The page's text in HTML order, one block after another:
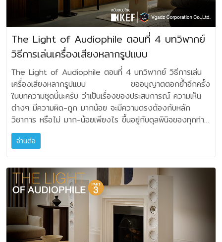
SUMMIT PUMORI ติดตั้งด้วยไดรเวอร์แบบ dual-
diaphragm และ dual-motor compression รุ่น D2815K
ขนาด 1.5 นิ้ว อันเป็นสิทธิบัตรเฉพาะของ JBL โดยทำงานร่วม
กับ Horn ขนาดใหญ่ Sonoglass® High-Definition
Imaging (HDI™) เพื่อถ่ายทอดเสียงความถี่สูง ส่วนไดรเวอร์
หลักของ SUMMIT PUMORI คือ มิดเบสโครงโลหะหล่อขนาด 8
นิ้ว และ วูฟเฟอร์โครงโลหะหล่อขนาด 10 นิ้ว ไดรเวอร์ทั้งสอง
ตัวนี้เลือกใช้กรวยไดอะแฟรมแบบ triple-layer ซึ่งเป็น Hybrid
Carbon Cellulose Composite Cone (HC4) เป็นงาน
ออกแบบล้ำยุค ใช้แผ่นคาร์บอนไฟเบอร์ และเยื่อกระดาษพิเศษ
ประกบกัน โดยมีแกนกลางเป็น closed-cell foam กรวยแบบ
ไฮบริดนี้ ถูกออกแบบคิดค้นเพื่อให้ได้กรวยไดรเวอร์ที่มีความ
แข็งแกร่ง แต่น้ำหนักเบา และเป็นเหตุผลสำคัญที่ทำให้ลำโพงขับ
พลังเสียงได้เต็มกำลัง โดยมีค่าความผิดเพี้ยนต่ำที่สุด
อุปกรณ์ที่มีความสำคัญยิ่ง สำหรับแบ่งแยกความถี่แต่ละช่องไป
ยังไดรเวอร์ในลำโพง SUMMIT PUMORI คือ ครอสโอเวอร์
เน็ตเวิร์ก MultiCap™ ซึ่งรองรับการใช้งานทั้งแบบ single-
wire และ bi-amp/bi-wire ในวงจรที่กล่าวมา JBL เลือกใช้คา
ปาซิเตอร์ขนาดเล็กจำนวนมาก แทนการใช้คาปาซิเตอร์ขนาดใหญ่
จำนวนน้อยแบบเดิมๆ ผลที่ได้คือ สามารถลดค่า ESR
แรกที่ Mark levinson เลือกใช้อุปกรณ์แปลงสัญญาณ D/A
Converter ตัวใหม่ คือ Precision Link III สำหรับดิจิตอล
อินพุตทุกชุด หัวใจของอุปกรณ์นี้คือ ES9039PRO ชุด DAC
แบบ 8-channel Hyperstream IV เสริมด้วยวงจรขจัด
Jitter อันเป็นสิทธิบัตรเฉพาะของ Mark levinson บวกกับ
วงจร I/V แบบแยกอิสระอันเป็นเสาหลักของภาคประมวลผล
ดิจิตอล มีดิจิตอลอินพุต 6 ชุด ประกอบด้วย AES/EBU 1 ชุด,
โคแอคเชียล 2 ชุด, ออปติคอล 2 ชุด และมีช่องเสียบแบบ USB-
C 1 ช่อง เพื่อรับสัญญาณรายละเอียดสูงจาก DSD และ PCM
ได้สูงถึงระดับ 32-bit / 384kHz ตัวเครื่องของปรี
แอมป์ No 626 ถูกออกแบบในระบบผังแบบโมดูลาร์ เพื่อแยกภา
คอนาล็อคและวงจรดิจิตอลให้เป็นอิสระจากส่วนเพาเวอร์ซัพพลาย
Mark levinson ยังออกแบบการ Damp vibration และชุด
ฐานรองใต้เครื่องให้เครื่องมั่นคง และปลอดจากการสั่นสะเทือนข
องพื่นที่วางเครื่อง ตัวเครื่องด้านนอกขึ้นรูปด้วยอลูมิเนียมอโน
ไดซ์สีดำ เรียบหรูด้วยปุ่มกลมสีเงิน จอกระจกด้านหน้าแสดงผล
ด้วยไฟเรืองแสงสีแดงเมื่อเปิดใช้งาน ทุกชิ้นส่วนของปรี
แอมป์ No 626 ถูกออกแบบและผลิตในสหรัฐอเมริกา และมี
รีโมทคอนโทรลที่สามารถสั่งงานได้ทุกฟังก์ชั่น ให้มาพร้อมตัว
เครื่อง (หมายเหตุ : Tectonic Industrial Design ที่ Mark
Fidelity ในความเป็นจริง ถ้ายึดเอามาตรฐานการแสดงสด จาก
วงออเคสตร้า ที่มีความถี่เสียง น้ำหนักเสียง ความเข้มของเสียง
ไดนามิคเร้นจ์ การตอบสนองความถี่ เวทีเสียง อิมเมจจุดตำแหน่ง
เสียงของชิ้นดนตรีเหล่านี้ จากขั้นตอน Recording ผู้
ที่มีหน้าที่รับผิดชอบส่วนแรก คือ Sound Engineer ในห้อง
บันทึกเสียงที่เขาต้องพยายามทำให้ขั้นตอนของการบันทึกเสียงนั้น
ต้องเก็บทุกรายละเอียดมาให้ได้สมบูรณ์แบบที่สุด ในขั้นตอน
Playback เมื่อเรานำเพลงที่บันทึกมาจากสตูดิโอมาฟังกับเครื่อง
เสียงภายในบ้าน จะต้องคิดคำนึงก่อนว่า Scale เสกลเสียงที่ถูก
ย่อส่วนลงมานั้น มี “อัตราสัดส่วนสมจริง” การตอบสนอง
ความถี่ แหลม กลาง ทุ้ม จะต้องย่อลงมาแบบมีอัตราส่วนที่
“สอดคล้องความเป็นจริง” เพราะไม่มีเครื่องเสียงชุดไหนที่สามารถ
ให้ย่านความถี่ รายละเอียดเสียง เวทีเสียง ความเป็นชิ้นดนตรี
ต่างๆ เหมือนการแสดงสด เหมือนดนตรีคอนเสิร์ตได้ด้วยลำโพง
เพียงคู่เดียว! คิดง่ายๆ ถ้าเวทีแสดงดนตรีกว้าง 15 เมตร ลึก 7
เมตร ถามว่า มีชุดลำโพงชุดใดในระบบโฮมยูส เสนอเวทีเสียงได้
กว้างถึง 15 เมตรลึก 7 เมตร บ้าง? ดังนั้น เราจึงต้องคิดถึง
สเกล สัดส่วนดนตรีที่ย่อลงมาฟังในห้อง ที่ลำโพงของเรา วาง
ห่างกันประมาณ 2-3 เมตร โดยทั่วไป มันน่าจะอยู่ที่ประมาณไหน
ซึ่งอาจจะแค่ 1/3 หรือ 1/5 ของการย่อส่วนลงมาในห้องฟัง ก็
The Light of Audiophile ตอนที่ 4 บทวิพากย์
วิธีการเล่นเครื่องเสียงหลากรูปแบบ
The Light of Audiophile ตอนที่ 4 บทวิพากย์ วิธีการเล่น
เครื่องเสียงหลากรูปแบบ ขออนุญาตตอกย้ำอีกครั้ง
ในบทความชุดนี้นะครับ ว่าเป็นเรื่องของประสบการณ์ ความเห็น
ต่างๆ มีความผิด-ถูก มากน้อย จะมีความตรงต้องกับหลัก
วิชาการ หรือไม่ มาก-น้อยเพียงไร ขึ้นอยู่กับดุลพินิจของทุกท่าน
เพราะคือนี่คือประสบการณ์ของผมเท่านั้น จากนี้ไปจะ
บอกเล่า ถึงประสบการณ์การเล่นเครื่องเสียงรูปแบบหลากหลายที่
ได้รับประสบการณ์มาตลอดช่วงชีวิตของการเล่นเครื่องเสียงครับ
ดังที่กล่าวในบทที่ผ่านมา การเล่นเครื่องเสียง โดยสรุปมี 1. การ
เล่นในระบบสเตอริโอเชิงเดี่ยว หรือถ้านับการเชื่อมต่อสายลำโพง
จะถือเป็น Single-Wire 2. การเล่นในระบบสเตอริโอเชิงซ้อน
การเชื่อมต่อสายลำโพงจะเป็น Bi-Wire 3. การเล่นในระบบ
สเตอริโอเชิงซ้อน การเชื่อมต่อสายลำโพง และแอมป์จะแยกอิสระ
เป็น Bi-Amplifications หรือ Tri-Amplifications 4. การ
เล่นในระบบสเตอริโอเชิงซ้อน แบบเพิ่ม Super-Tweeter เพิ่ม
อ่านต่อ